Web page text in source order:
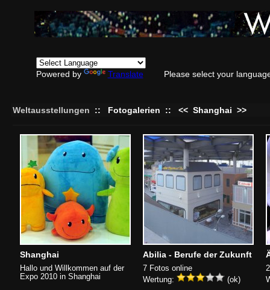
Powered by Translate Please select your
Weltausstellungen :: Fotogalerien :: << Shanghai >>
Shanghai
Hallo und Willkommen auf der
Expo 2010 in Shanghai
Abilia - Berufe der Zukunft
7 Fotos online
Wertung:
(ok)